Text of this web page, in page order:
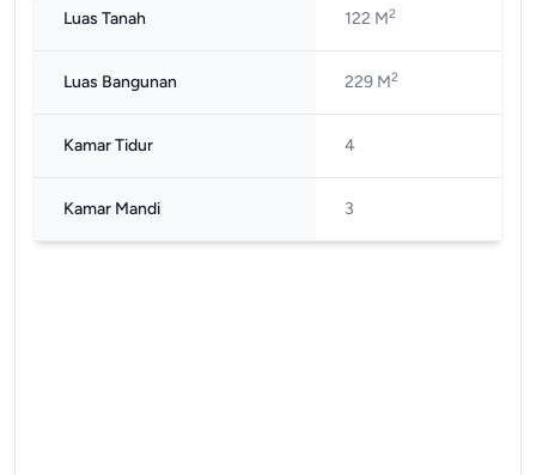
Luas Tanah 122 M2
Luas Bangunan 229 M2
Kamar Tidur 4
Kamar Mandi 3